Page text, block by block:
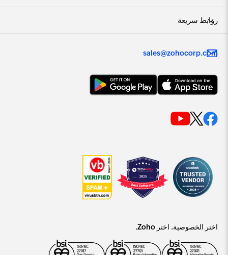
روابط سريعة
sales@zohocorp.com
اختر الخصوصية. اختر Zoho.